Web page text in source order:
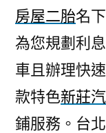
房屋二胎名
為您規劃利
車且辦理快
款特色新莊
鋪服務。台